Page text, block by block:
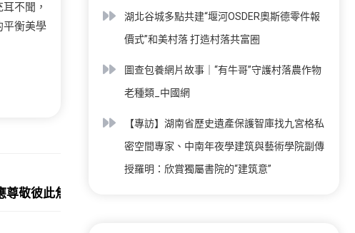
不聞，
平衡美學
Next:
敬彼此焦點好處和嚴重關切
湖北谷城多點共建“堰河OSDER奧斯德零件報
價式”和美村落 打造村落共富圈
圖查包養網片故事｜“有牛哥”守護村落農作物
老種類_中國網
【專訪】湖南省歷史遺產保護智庫找九宮格私
密空間專家、中南年夜學建筑與藝術學院副傳
授羅明：欣賞獨屬書院的“建筑意”